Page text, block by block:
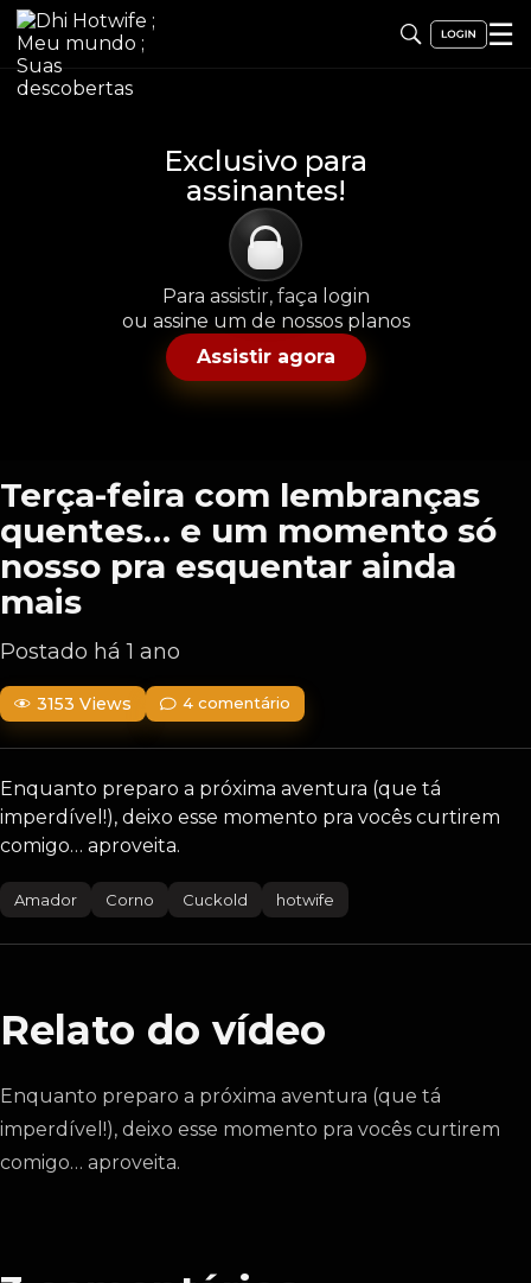
☰
Exclusivo para
assinantes!
Para assistir, faça login
ou assine um de nossos planos
Assistir agora
Terça-feira com lembranças
quentes… e um momento só
nosso pra esquentar ainda
mais
Postado há 1 ano
3153 Views 4 comentário
Enquanto preparo a próxima aventura (que tá
imperdível!), deixo esse momento pra vocês curtirem
comigo… aproveita.
Amador Corno Cuckold hotwife
Relato do vídeo
Enquanto preparo a próxima aventura (que tá
imperdível!), deixo esse momento pra vocês curtirem
comigo… aproveita.